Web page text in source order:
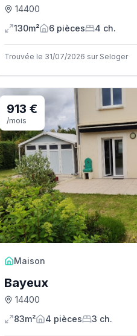
14400
130m²
6pièces 4 ch.
Trouvée le 31/07/2026 sur Seloger
913 €
/mois
Maison
Bayeux
14400
83m²
4 pièces 3 ch.